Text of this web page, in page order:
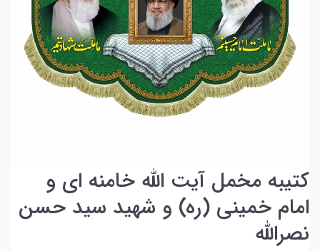
کتیبه مخمل آیت الله خامنه ای و
امام خمینی (ره) و شهید سید حسن
نصرالله